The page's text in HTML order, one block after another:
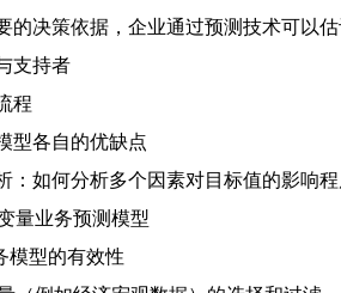
决策依据，企业通过预测技术可以估
支持者
程
各自的优缺点
如何分析多个因素对目标值的影响程
业务预测模型
型的有效性